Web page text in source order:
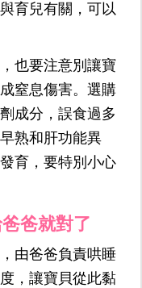
育兒有關，可以
也要注意別讓寶
窒息傷害。選購
成分，誤食過多
熟和肝功能異
育，要特別小心
爸就對了
由爸爸負責哄睡
，讓寶貝從此黏